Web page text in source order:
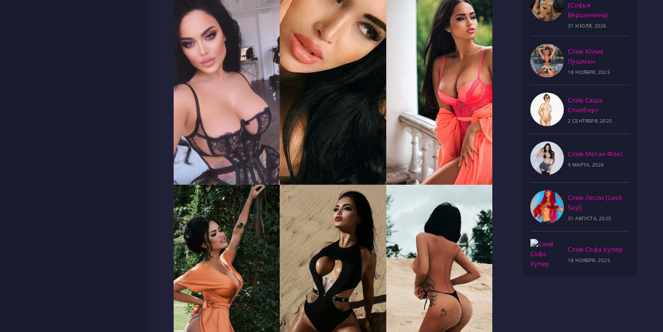
(Софья
Вершинина)
31 ИЮЛЯ, 2026
Слив Юлия
Пушман
18 НОЯБРЯ, 2025
Слив Саша
Спилберг
2 СЕНТЯБРЯ, 2025
Слив Меган Фокс
9 МАРТА, 2026
Слив Лесли (Lesli
Sayl)
31 АВГУСТА, 2025
Слив Софа Купер
18 НОЯБРЯ, 2025